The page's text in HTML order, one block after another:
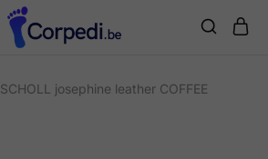
SCHOLL josephine leather COFFEE